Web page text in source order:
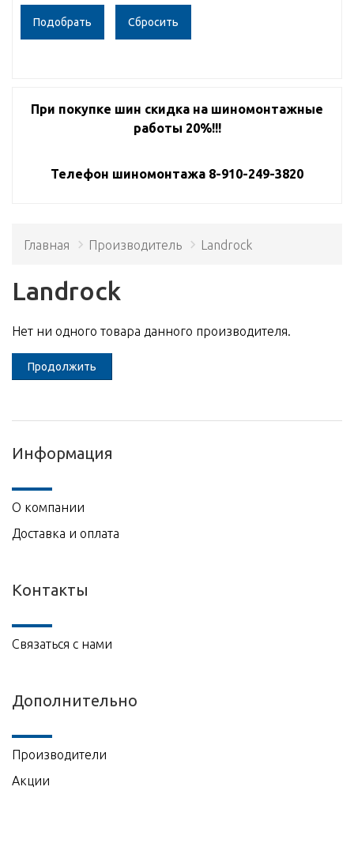
Сбросить
При покупке шин скидка на шиномонтажные
работы 20%!!!
Телефон шиномонтажа 8-910-249-3820
Главная Производитель Landrock
Landrock
Нет ни одного товара данного производителя.
Продолжить
Информация
О компании
Доставка и оплата
Контакты
Связаться с нами
Дополнительно
Производители
Акции